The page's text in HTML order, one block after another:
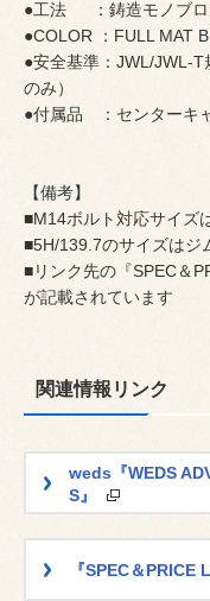
●工法 ：鋳造モノブロ
●COLOR ：FULL MAT
●安全基準：JWL/JWL-
のみ）
●付属品 ：センターキ
【備考】
■M14ボルト対応サイズ
■5H/139.7のサイズはジ
■リンク先の『SPEC＆
が記載されています
関連情報リンク
weds『WEDS
S』
『SPEC＆PRICE